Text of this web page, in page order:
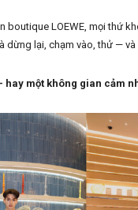
boutique LOEWE, mọi thứ
dừng lại, chạm vào, thử —
hay một không gian cảm